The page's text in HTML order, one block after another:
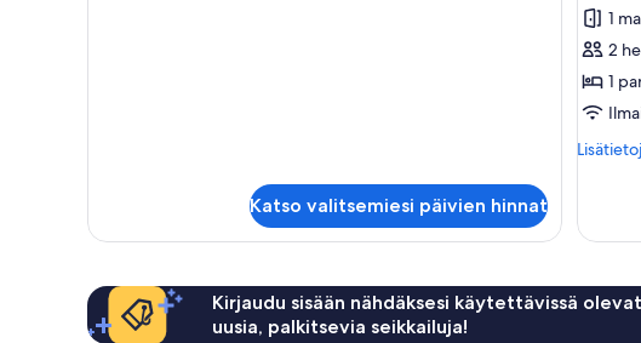
Katso valitsemiesi päivien hinnat
1
2
1
standard-
Kirjaudu sisään nähdäksesi käytettävissä
uusia, palkitsevia seikkailuja!